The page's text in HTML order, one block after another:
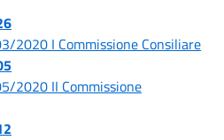
2020 I Commissione Consiliare
2020 II Commissione